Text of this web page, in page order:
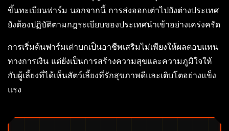
ขึ้นทะเบียนฟาร์ม นอกจากนี้ การส่งออกเต่าไปยังต่างประเทศ
ยังต้องปฏิบัติตามกฎระเบียบของประเทศนำเข้าอย่างเคร่งครัด
การเริ่มต้นฟาร์มเต่าบกเป็นอาชีพเสริมไม่เพียงให้ผลตอบแทน
ทางการเงิน แต่ยังเป็นการสร้างความสุขและความภูมิใจให้
กับผู้เลี้ยงที่ได้เห็นสัตว์เลี้ยงที่รักสุขภาพดีและเติบโตอย่างแข็ง
แรง